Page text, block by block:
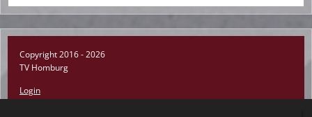
Copyright 2016 - 2026
TV Homburg
Login